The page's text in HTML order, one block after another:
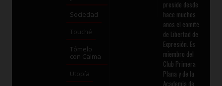
Sociedad
Touché
Tómelo
con Calma
Utopía
preside desde
hace muchos
años el comité
de Libertad de
Expresión. Es
miembro del
Club Primera
Plana y de la
Academia de